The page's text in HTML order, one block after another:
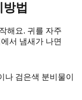
법
해요. 귀를 자주
서 냄새가 나면
나 검은색 분비물이